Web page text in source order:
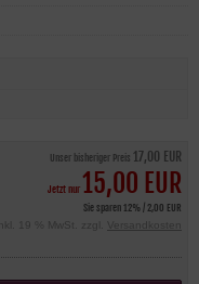
Unser bisheriger Preis 17,00 EUR
Jetzt nur15,00 EUR
Sie sparen 12% / 2,00 EUR
inkl. 19 % MwSt. zzgl.
Versandkosten